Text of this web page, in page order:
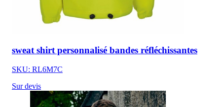
sweat shirt personnalisé bandes réfléchissantes
SKU: RL6M7C
Sur devis